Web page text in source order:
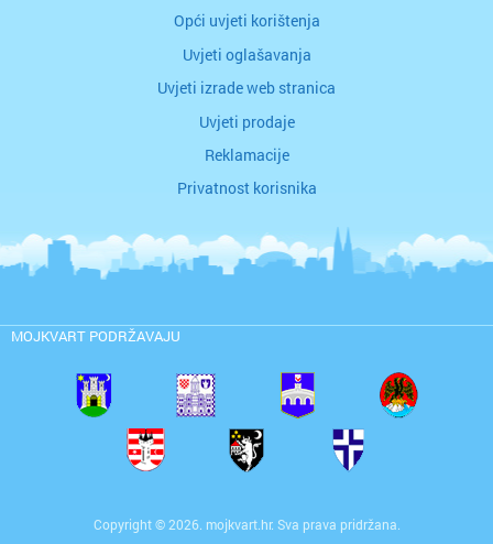
Opći uvjeti korištenja
Uvjeti oglašavanja
Uvjeti izrade web stranica
Uvjeti prodaje
Reklamacije
Privatnost korisnika
MOJKVART PODRŽAVAJU
Copyright © 2026. mojkvart.hr. Sva prava pridržana.